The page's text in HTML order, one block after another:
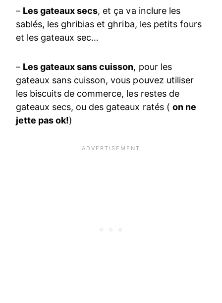
– Les gateaux secs, et ça va inclure les
sablés, les ghribias et ghriba, les petits fours
et les gateaux sec…
– Les gateaux sans cuisson, pour les
gateaux sans cuisson, vous pouvez utiliser
les biscuits de commerce, les restes de
gateaux secs, ou des gateaux ratés ( on ne
jette pas ok!)